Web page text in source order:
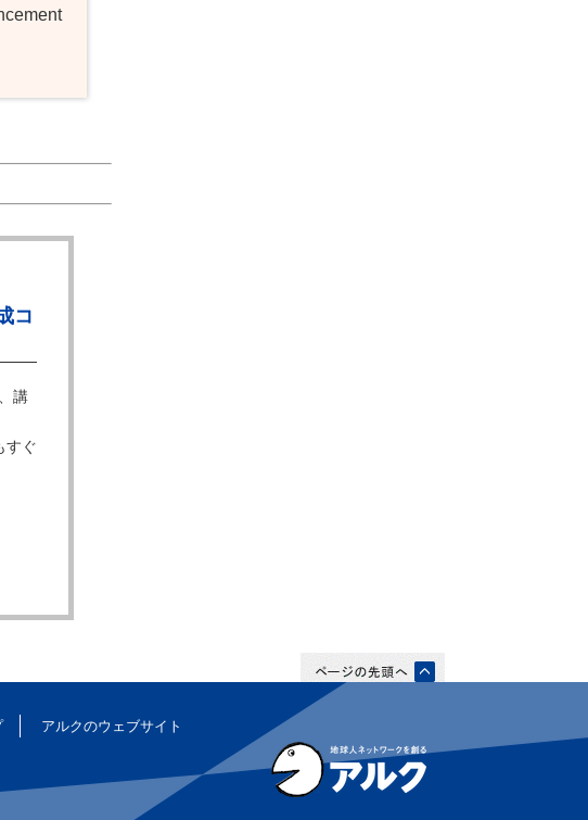
コ
講
すぐ
アルクのウェブサイト